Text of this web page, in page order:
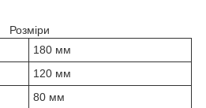
Розміри
180 мм
120 мм
80 мм